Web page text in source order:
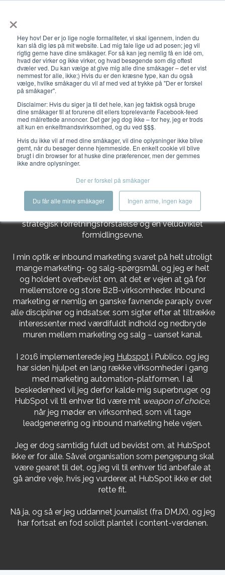
×
Hey hov! Der er jo lige nogle formaliteter, vi skal igennem, inden du
kan slå dig løs på mit website. Lad mig tale lige ud ad posen; jeg vil
rigtig gerne have dine småkager. For så kan jeg nemlig få en idé om,
hvad der virker og ikke virker, og hvad besøgende som dig oftest
dvæler ved. Du kan vælge at give mig alle dine småkager – det er vist
nemmest for alle, ikke;) Hvis du er den kræsne type, kan du også
vælge, hvilke småkager du vil af med ved at trykke på "Der er forskel
på småkager".
Disclaimer: Hvis du siger ja til det hele, kan jeg faktisk også bruge
dine småkager til at forurene dit ellers toprelevante Facebook-feed
med målrettede annoncer. Det gør jeg dog ikke – for hey, jeg er trods
alt kun en enkeltmandsvirksomhed, og du ved $$$.
Hvis du ikke vil af med dine småkager, vil dine oplysninger ikke blive
gemt, når du besøger denne hjemmeside. En enkelt cookie vil blive
brugt i din browser for at huske dine præferencer, men der gemmes
ikke andre oplysninger.
Der er forskel på småkager
Du får alle mine småkager Ingen arme, ingen kage
Åbn
Om mig
Mit navn er Casper Svoldgaard, og jeg har i 14 år boltret
mig i bureauverdenen inden for
digital seniorrådgiver iPublico Kommunikation
rådgivet og eksekveret for utallige B2B-virksomheder,
og jeg har efterhånden opbygget en omfattende
digital værktøjskasse, som jeg kombinerer med
strategisk forretningsforståelse og en veludviklet
formidlingsevne.
I min optik er inbound marketing svaret på helt utroligt
mange marketing- og salg-spørgsmål, og jeg er helt
og holdent overbevist om, at det er vejen at gå for
mellemstore og store B2B-virksomheder. Inbound
marketing er nemlig en ganske favnende paraply over
alle discipliner og indsatser, som sigter efter at tiltrække
interessenter med værdifuldt indhold og nedbryde
muren mellem marketing og salg – uanset kanal.
I 2016 implementerede jeg Hubspot i Publico, og jeg
har siden hjulpet en lang række virksomheder i gang
med marketing automation-platformen. I al
beskedenhed vil jeg derfor kalde mig superbruger, og
HubSpot vil til enhver tid være mit weapon of choice,
når jeg møder en virksomhed, som vil tage
leadgenerering og inbound marketing hele vejen.
Jeg er dog samtidig fuldt ud bevidst om, at HubSpot
ikke er for alle. Såvel organisation som pengepung skal
være gearet til det, og jeg vil til enhver tid anbefale at
gå andre veje, hvis jeg vurderer, at HubSpot ikke er det
rette fit.
Nå ja, og så er jeg uddannet journalist (fra DMJX), og jeg
har fortsat en fod solidt plantet i content-verdenen.